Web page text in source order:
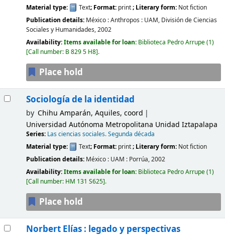
Material type:
Text; Format: print; Literary form: Not fiction
Publication details: México :Anthropos : UAM, División de Ciencias
Sociales y Humanidades,2002
Availability:Items available for loan: Biblioteca Pedro Arrupe(1)
Call number: B 829 5 H8 .
Place hold
Sociología de la identidad
by Chihu Amparán, Aquiles, coord
Universidad Autónoma Metropolitana Unidad Iztapalapa
Series: Las ciencias sociales. Segunda década
Material type:
Text; Format: print; Literary form: Not fiction
Publication details: México : UAM : Porrúa,2002
Availability:Items available for loan: Biblioteca Pedro Arrupe(1)
Call number: HM 131 S625 .
Place hold
Norbert Elías : legado y perspectivas